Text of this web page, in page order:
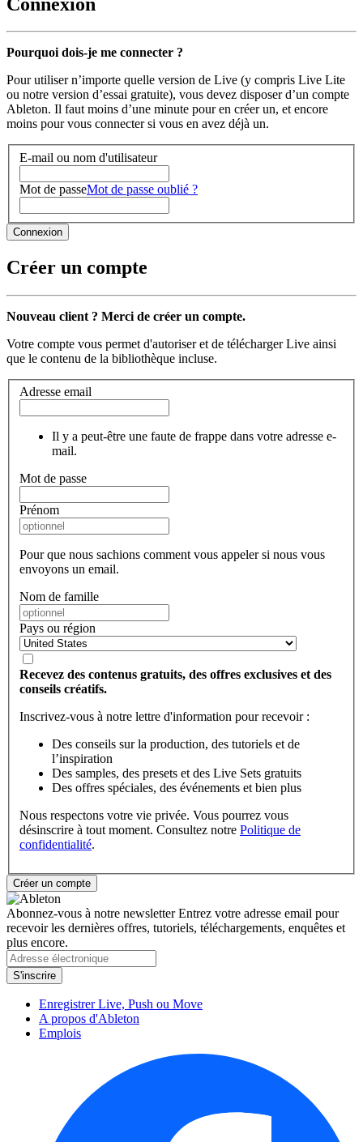
Pourquoi dois-je me connecter ?
Pour utiliser n’importe quelle version de Live (y compris Live Lite
ou notre version d’essai gratuite), vous devez disposer d’un compte
Ableton. Il faut moins d’une minute pour en créer un, et encore
moins pour vous connecter si vous en avez déjà un.
E-mail ou nom d'utilisateur
Mot de passeMot de passe oublié ?
Créer un compte
Nouveau client ? Merci de créer un compte.
Votre compte vous permet d'autoriser et de télécharger Live ainsi
que le contenu de la bibliothèque incluse.
Adresse email
Il y a peut-être une faute de frappe dans votre adresse e-
mail.
Mot de passe
Prénom
Pour que nous sachions comment vous appeler si nous vous
envoyons un email.
Nom de famille
Pays ou région
Recevez des contenus gratuits, des offres exclusives et des
conseils créatifs.
Inscrivez-vous à notre lettre d'information pour recevoir :
Des conseils sur la production, des tutoriels et de
l’inspiration
Des samples, des presets et des Live Sets gratuits
Des offres spéciales, des événements et bien plus
Nous respectons votre vie privée. Vous pourrez vous
désinscrire à tout moment. Consultez notre Politique de
confidentialité.
Abonnez-vous à notre newsletterEntrez votre adresse email pour
recevoir les dernières offres, tutoriels, téléchargements, enquêtes et
plus encore.
Enregistrer Live, Push ou Move
A propos d'Ableton
Emplois